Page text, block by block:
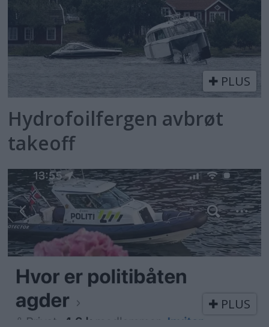
PLUS
Hydrofoilfergen avbrøt
takeoff
PLUS